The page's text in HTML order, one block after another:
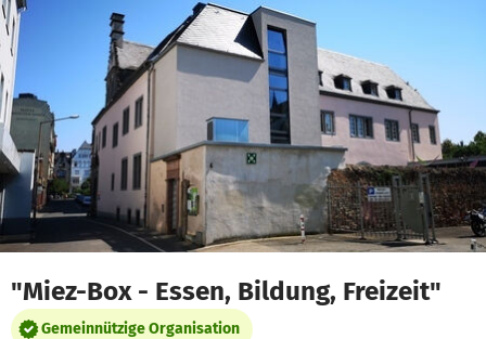
Zum Hauptinhalt springen
Erklärung zur Barrierefreiheit anzeigen
"Miez-Box - Essen, Bildung, Freizeit"
Gemeinnützige Organisation